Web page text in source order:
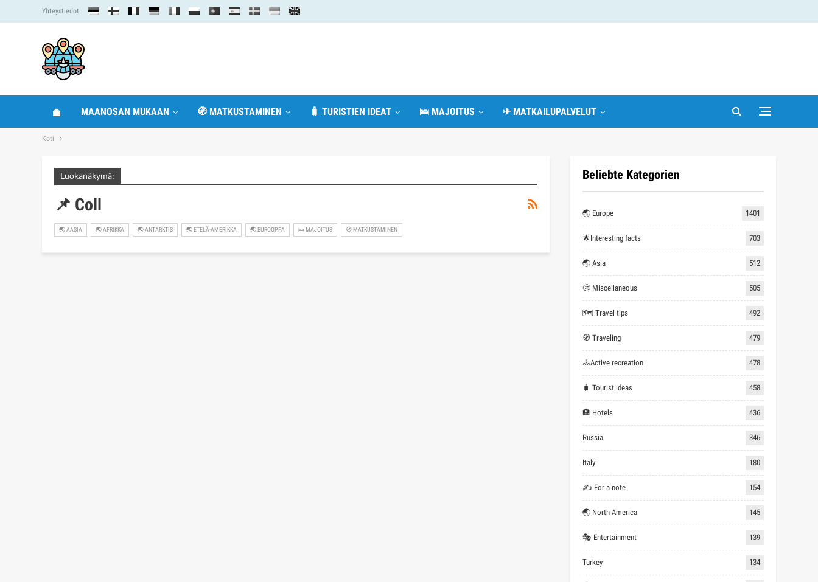
Yhteystiedot
MAANOSAN MUKAAN 🧭 MATKUSTAMINEN 🧳 TURISTIEN IDEAT 🛌 MAJOITUS ✈ MATKAILUPALVELUT
Koti
Luokanäkymä:
📌 Coll
🌏 AASIA 🌏 AFRIKKA 🌏 ANTARKTIS 🌏 ETELÄ-AMERIKKA 🌏 EUROOPPA 🛌 MAJOITUS 🧭 MATKUSTAMINEN
Beliebte Kategorien
🌏 Europe 1401
🌟Interesting facts 703
🌏 Asia 512
🤔 Miscellaneous 505
🗺 Travel tips 492
🧭 Traveling 479
🚴Active recreation 478
🧳 Tourist ideas 458
🏨 Hotels 436
Russia 346
Italy 180
✍ For a note 154
🌏 North America 145
🎭 Entertainment 139
Turkey 134